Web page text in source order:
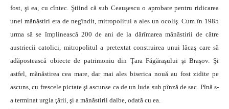
fost, şi ea, cu cîntec. Ştiind că sub Ceauşescu o aprobare pentru ridicarea
unei mănăstiri era de negîndit, mitropolitul a ales un ocoliş. Cum în 1985
urma să se împlinească 200 de ani de la dărîmarea mănăstirii de către
austriecii catolici, mitropolitul a pretextat construirea unui lăcaş care să
adăpostească obiecte de patrimoniu din Ţara Făgăraşului şi Braşov. Şi
astfel, mănăstirea cea mare, dar mai ales biserica nouă au fost zidite pe
ascuns, cu frescele pictate şi ascunse ca de un Iuda sub pînză de sac. Pînă s-
a terminat urgia ţării, şi a mănăstirii dalbe, odată cu ea.